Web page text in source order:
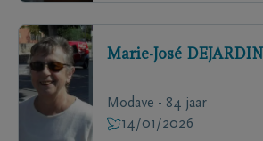
Marie-José DEJARDIN
Modave - 84 jaar
14/01/2026